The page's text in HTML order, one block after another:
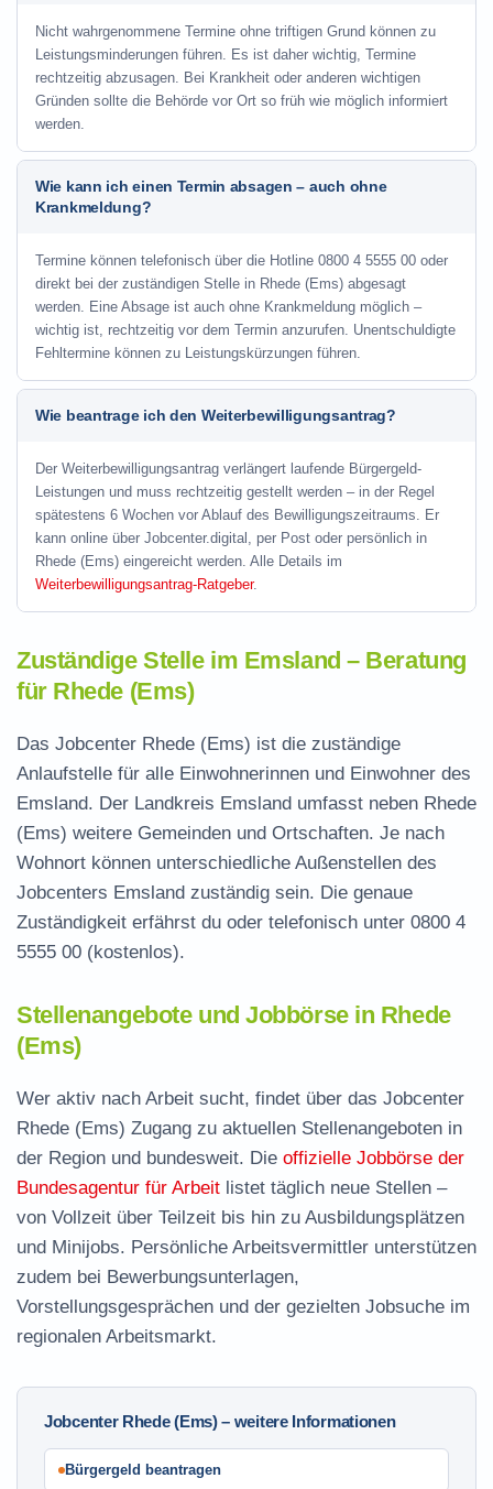
Nicht wahrgenommene Termine ohne triftigen Grund können zu
Leistungsminderungen führen. Es ist daher wichtig, Termine
rechtzeitig abzusagen. Bei Krankheit oder anderen wichtigen
Gründen sollte die Behörde vor Ort so früh wie möglich informiert
werden.
Wie kann ich einen Termin absagen – auch ohne
Krankmeldung?
Termine können telefonisch über die Hotline 0800 4 5555 00 oder
direkt bei der zuständigen Stelle in Rhede (Ems) abgesagt
werden. Eine Absage ist auch ohne Krankmeldung möglich –
wichtig ist, rechtzeitig vor dem Termin anzurufen. Unentschuldigte
Fehltermine können zu Leistungskürzungen führen.
Wie beantrage ich den Weiterbewilligungsantrag?
Der Weiterbewilligungsantrag verlängert laufende Bürgergeld-
Leistungen und muss rechtzeitig gestellt werden – in der Regel
spätestens 6 Wochen vor Ablauf des Bewilligungszeitraums. Er
kann online über Jobcenter.digital, per Post oder persönlich in
Rhede (Ems) eingereicht werden. Alle Details im
Weiterbewilligungsantrag-Ratgeber.
Zuständige Stelle im Emsland – Beratung
für Rhede (Ems)
Das Jobcenter Rhede (Ems) ist die zuständige
Anlaufstelle für alle Einwohnerinnen und Einwohner des
Emsland. Der Landkreis Emsland umfasst neben Rhede
(Ems) weitere Gemeinden und Ortschaften. Je nach
Wohnort können unterschiedliche Außenstellen des
Jobcenters Emsland zuständig sein. Die genaue
Zuständigkeit erfährst du oder telefonisch unter 0800 4
5555 00 (kostenlos).
Stellenangebote und Jobbörse in Rhede
(Ems)
Wer aktiv nach Arbeit sucht, findet über das Jobcenter
Rhede (Ems) Zugang zu aktuellen Stellenangeboten in
der Region und bundesweit. Die offizielle Jobbörse der
Bundesagentur für Arbeit listet täglich neue Stellen –
von Vollzeit über Teilzeit bis hin zu Ausbildungsplätzen
und Minijobs. Persönliche Arbeitsvermittler unterstützen
zudem bei Bewerbungsunterlagen,
Vorstellungsgesprächen und der gezielten Jobsuche im
regionalen Arbeitsmarkt.
Jobcenter Rhede (Ems) – weitere Informationen
Bürgergeld beantragen